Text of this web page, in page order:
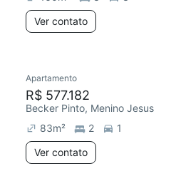
Ver contato
Apartamento
R$ 577.182
Becker Pinto, Menino Jesus
83m² 2
1
Ver contato